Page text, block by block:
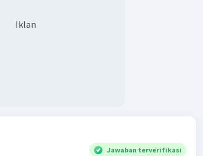
Iklan
Jawaban terverifikasi